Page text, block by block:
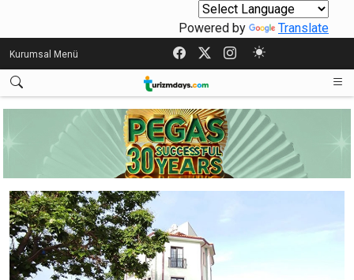
Powered by Translate
Kurumsal Menü